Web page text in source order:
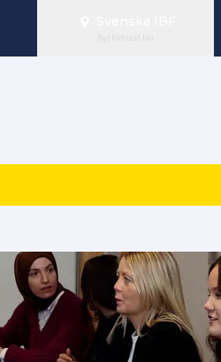
Byt förbund här